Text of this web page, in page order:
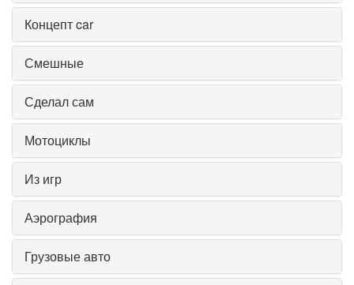
Концепт car
Смешные
Сделал сам
Мотоциклы
Из игр
Аэрография
Грузовые авто